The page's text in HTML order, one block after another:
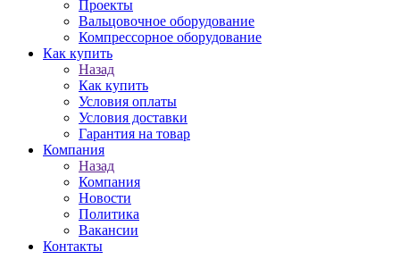
Проекты
Вальцовочное оборудование
Компрессорное оборудование
Как купить
Назад
Как купить
Условия оплаты
Условия доставки
Гарантия на товар
Компания
Назад
Компания
Новости
Политика
Вакансии
Контакты